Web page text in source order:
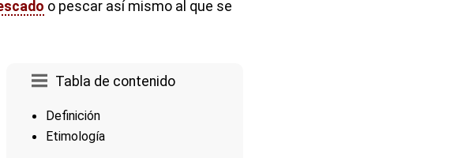
o pescar así mismo al que se
Tabla de contenido
Definición
Etimología